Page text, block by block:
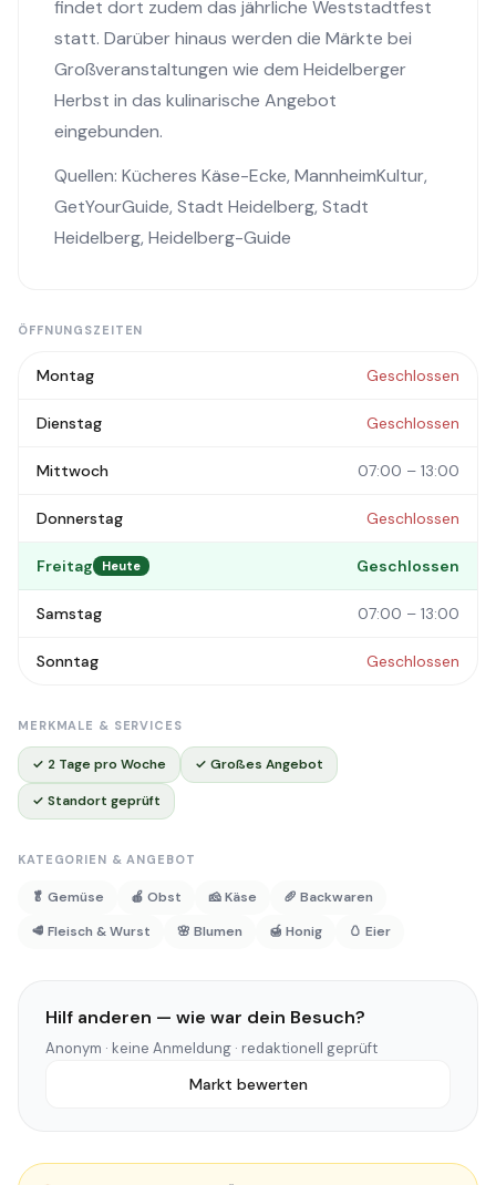
findet dort zudem das jährliche Weststadtfest
statt. Darüber hinaus werden die Märkte bei
Großveranstaltungen wie dem Heidelberger
Herbst in das kulinarische Angebot
eingebunden.
Quellen: Kücheres Käse-Ecke, MannheimKultur,
GetYourGuide, Stadt Heidelberg, Stadt
Heidelberg, Heidelberg-Guide
ÖFFNUNGSZEITEN
Montag Geschlossen
Dienstag Geschlossen
Mittwoch 07:00 – 13:00
Donnerstag Geschlossen
Freitag Heute Geschlossen
Samstag 07:00 – 13:00
Sonntag Geschlossen
MERKMALE & SERVICES
✓ 2 Tage pro Woche ✓ Großes Angebot
✓ Standort geprüft
KATEGORIEN & ANGEBOT
🥬 Gemüse 🍎 Obst 🧀 Käse
🥖 Backwaren
🥩 Fleisch & Wurst
🌸 Blumen 🍯 Honig 🥚 Eier
Hilf anderen — wie war dein Besuch?
Anonym · keine Anmeldung · redaktionell geprüft
Markt bewerten